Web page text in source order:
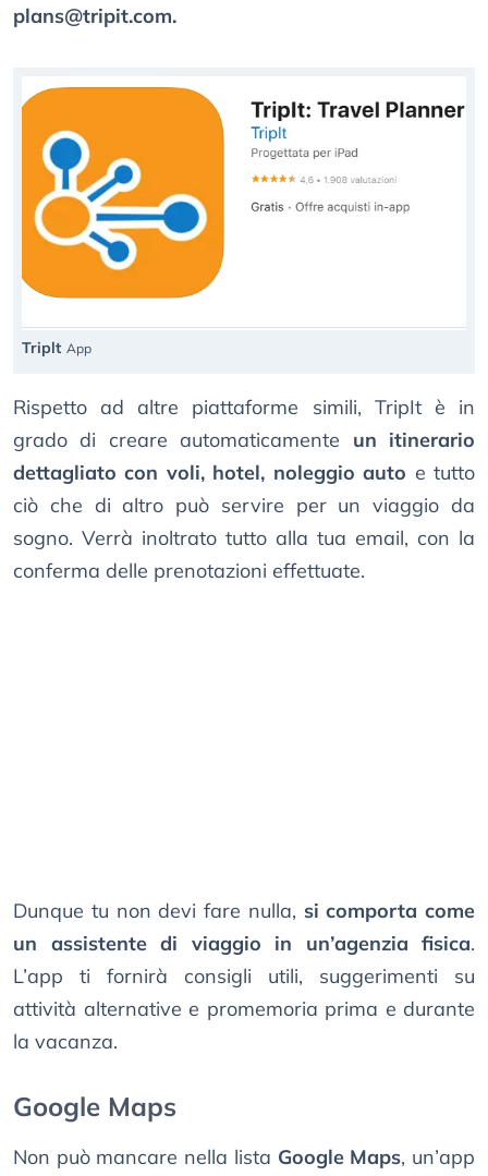
plans@tripit.com.
Triplt App
Rispetto ad altre piattaforme simili, TripIt è in
grado di creare automaticamente un itinerario
dettagliato con voli, hotel, noleggio auto e tutto
ciò che di altro può servire per un viaggio da
sogno. Verrà inoltrato tutto alla tua email, con la
conferma delle prenotazioni effettuate.
Dunque tu non devi fare nulla, si comporta come
un assistente di viaggio in un’agenzia fisica.
L’app ti fornirà consigli utili, suggerimenti su
attività alternative e promemoria prima e durante
la vacanza.
Google Maps
Non può mancare nella lista Google Maps, un’app